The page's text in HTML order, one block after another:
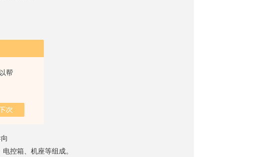
帮
控箱、机座等组成。